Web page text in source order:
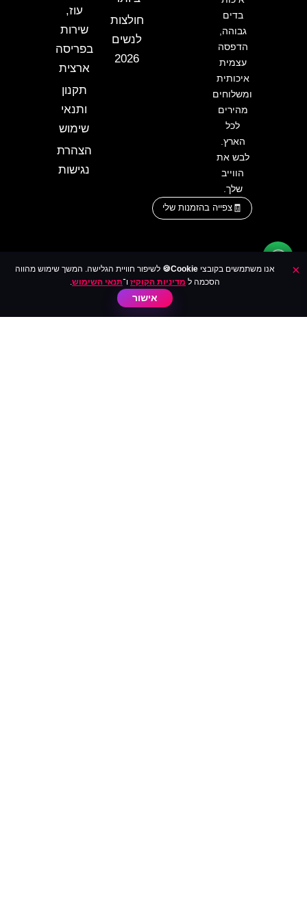
בבגדי ים לגברים:
בחר מידה נוחה במותן ותן לקיץ
לעבוד בשבילך.
מוכן לשדרג את הסטייל שלך?
בחר מידה,בחר צבע
בדים
גבוהה,
הדפסה
עצמית
איכותית
ומשלוחים
מהירים
לכל
הארץ.
לבש את
הווייב
שלך.
צפייה בהזמנות שלי
חולצות
לנשים
2026
עוז,
שירות
בפריסה
ארצית
תקנון
ותנאי
שימוש
הצהרת
נגישות
× אנו משתמשים בקובצי Cookie🍪
לשיפור חוויית הגלישה. המשך שימוש מהווה
הסכמה ל מדיניות הקוקיז ו־תנאי השימוש.
אישור